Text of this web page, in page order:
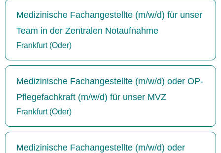
Medizinische Fachangestellte (m/w/d) für unser
Team in der Zentralen Notaufnahme
Frankfurt (Oder)
Medizinische Fachangestellte (m/w/d) oder OP-
Pflegefachkraft (m/w/d) für unser MVZ
Frankfurt (Oder)
Medizinische Fachangestellte (m/w/d) oder